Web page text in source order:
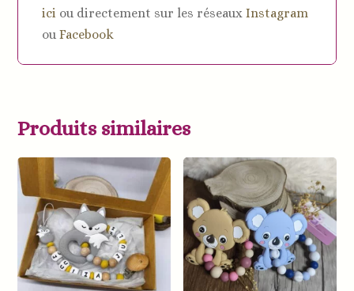
ici ou directement sur les réseauxInstagram
ouFacebook
Produits similaires